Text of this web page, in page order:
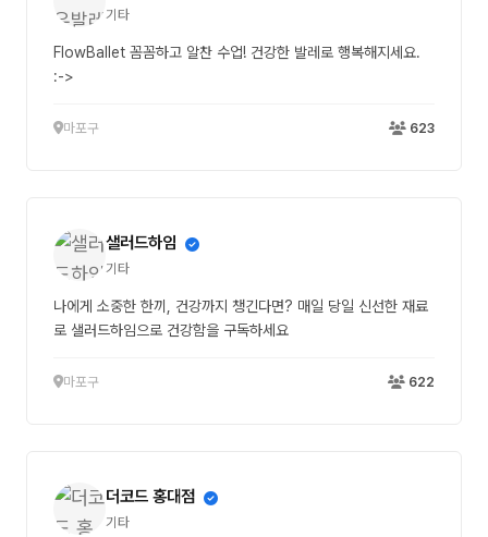
기타
FlowBallet 꼼꼼하고 알찬 수업! 건강한 발레로 행복해지세요.
:->
마포구 623
샐러드하임
기타
나에게 소중한 한끼, 건강까지 챙긴다면? 매일 당일 신선한 재료
로 샐러드하임으로 건강함을 구독하세요
마포구 622
더코드 홍대점
기타